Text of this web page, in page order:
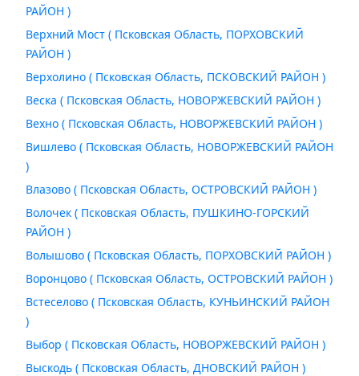
РАЙОН )
Верхний Мост ( Псковская Область, ПОРХОВСКИЙ
РАЙОН )
Верхолино ( Псковская Область, ПСКОВСКИЙ РАЙОН )
Веска ( Псковская Область, НОВОРЖЕВСКИЙ РАЙОН )
Вехно ( Псковская Область, НОВОРЖЕВСКИЙ РАЙОН )
Вишлево ( Псковская Область, НОВОРЖЕВСКИЙ РАЙОН
)
Влазово ( Псковская Область, ОСТРОВСКИЙ РАЙОН )
Волочек ( Псковская Область, ПУШКИНО-ГОРСКИЙ
РАЙОН )
Волышово ( Псковская Область, ПОРХОВСКИЙ РАЙОН )
Воронцово ( Псковская Область, ОСТРОВСКИЙ РАЙОН )
Встеселово ( Псковская Область, КУНЬИНСКИЙ РАЙОН
)
Выбор ( Псковская Область, НОВОРЖЕВСКИЙ РАЙОН )
Выскодь ( Псковская Область, ДНОВСКИЙ РАЙОН )